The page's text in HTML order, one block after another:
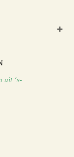
uit ‘s-